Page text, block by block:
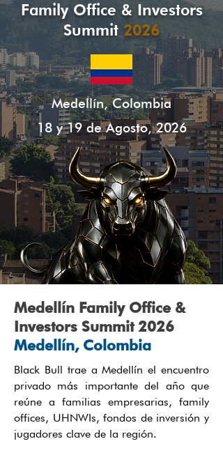
Family Office & Investors
Summit 2026
Medellín, Colombia
18 y 19 de Agosto, 2026
Medellín Family Office &
Investors Summit 2026
Medellín, Colombia
Black Bull trae a Medellín el encuentro
privado más importante del año que
reúne a familias empresarias, family
offices, UHNWIs, fondos de inversión y
jugadores clave de la región.